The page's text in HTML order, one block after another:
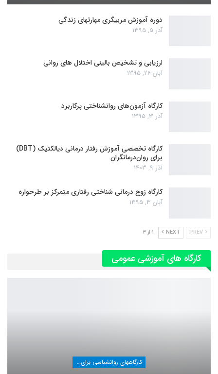
دوره آموزش مربیگری مهارتهای زندگی
آذر 5, 1395
ارزیابی و تشخیص بالینی اختلال های روانی
آبان 26, 1395
کارگاه آزمون‌های روانشناختی پرکاربرد
آذر 3, 1395
کارگاه تخصصی آموزش رفتار درمانی دیالکتیک (DBT)
برای روان‌درمانگران
آذر 9, 1403
کارگاه زوج‌ درمانی شناختی رفتاری متمرکز بر طرحواره
آبان 3, 1395
NEXT 1 از 3
کارگاه های آموزشی عمومی
کارگاههای روانشناسی برای عموم